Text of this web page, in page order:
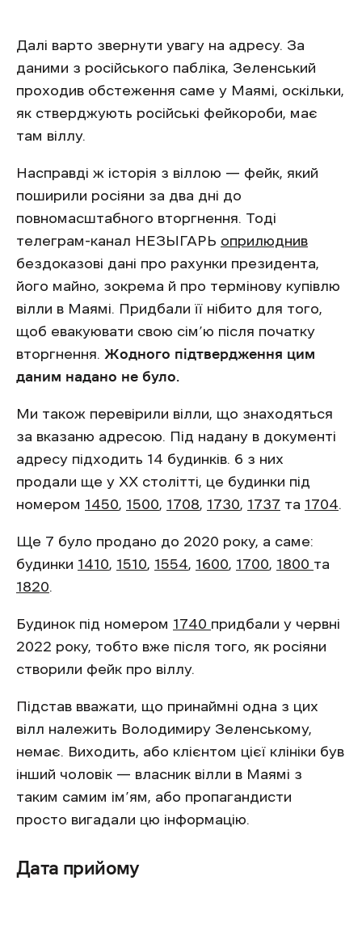
Далі варто звернути увагу на адресу. За
даними з російського пабліка, Зеленський
проходив обстеження саме у Маямі, оскільки,
як стверджують російські фейкороби, має
там віллу.
Насправді ж історія з віллою — фейк, який
поширили росіяни за два дні до
повномасштабного вторгнення. Тоді
телеграм-канал НЕЗЫГАРЬ оприлюднив
бездоказові дані про рахунки президента,
його майно, зокрема й про термінову купівлю
вілли в Маямі. Придбали її нібито для того,
щоб евакуювати свою сім’ю після початку
вторгнення. Жодного підтвердження цим
даним надано не було.
Ми також перевірили вілли, що знаходяться
за вказаню адресою. Під надану в документі
адресу підходить 14 будинків. 6 з них
продали ще у XX столітті, це будинки під
номером 1450, 1500, 1708, 1730, 1737 та 1704.
Ще 7 було продано до 2020 року, а саме:
будинки 1410, 1510, 1554, 1600, 1700, 1800 та
1820.
Будинок під номером 1740 придбали у червні
2022 року, тобто вже після того, як росіяни
створили фейк про віллу.
Підстав вважати, що принаймні одна з цих
вілл належить Володимиру Зеленському,
немає. Виходить, або клієнтом цієї клініки був
інший чоловік — власник вілли в Маямі з
таким самим ім’ям, або пропагандисти
просто вигадали цю інформацію.
Дата прийому